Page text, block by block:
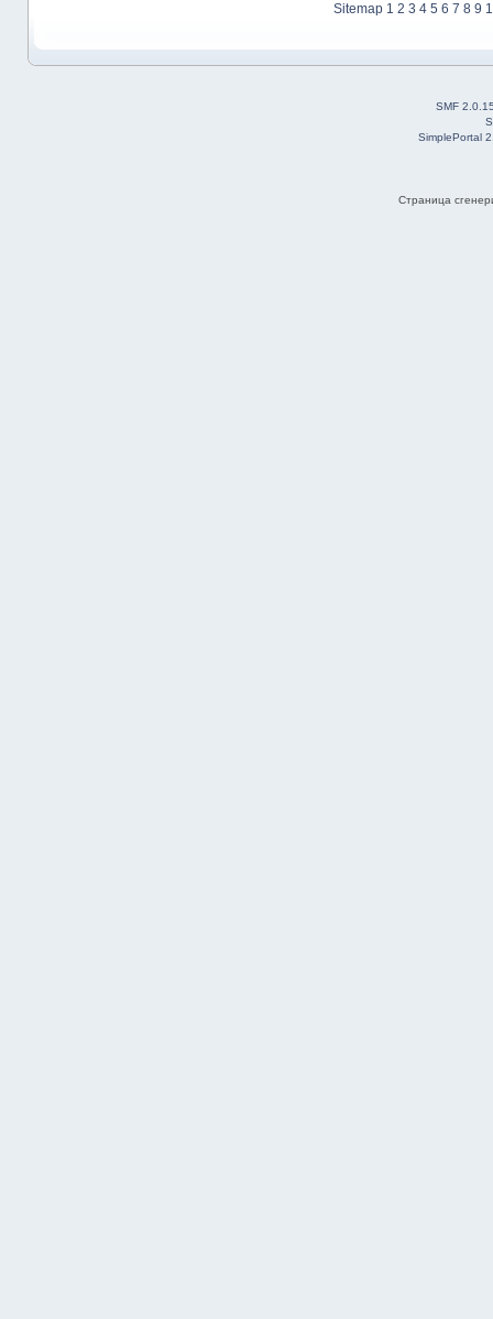
Sitemap 1 2 3 4 5 6 7 8 9
SMF
SimplePortal
Страница